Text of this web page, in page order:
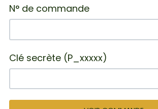
N° de commande
Clé secrète (P_xxxxx)